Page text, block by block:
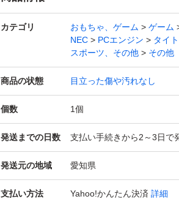
カテゴリ おもちゃ、ゲーム ゲーム
NEC
PCエンジン
タイ
スポーツ、その他
その他
商品の状態 目立った傷や汚れなし
個数 1個
発送までの日数 支払い手続きから2～3日で
発送元の地域 愛知県
支払い方法 Yahoo!かんたん決済 詳細